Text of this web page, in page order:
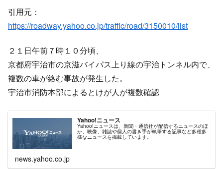
引用元：
https://roadway.yahoo.co.jp/traffic/road/3150010/list
２１日午前７時１０分頃、
京都府宇治市の京滋バイパス上り線の宇治トンネル内で、
複数の車が絡む事故が発生した。
宇治市消防本部によるとけが人が複数確認
Yahoo!ニュース
Yahoo!ニュースは、新聞・通信社が配信するニュースのほ
か、映像、雑誌や個人の書き手が執筆する記事など多種多
様なニュースを掲載しています。
news.yahoo.co.jp